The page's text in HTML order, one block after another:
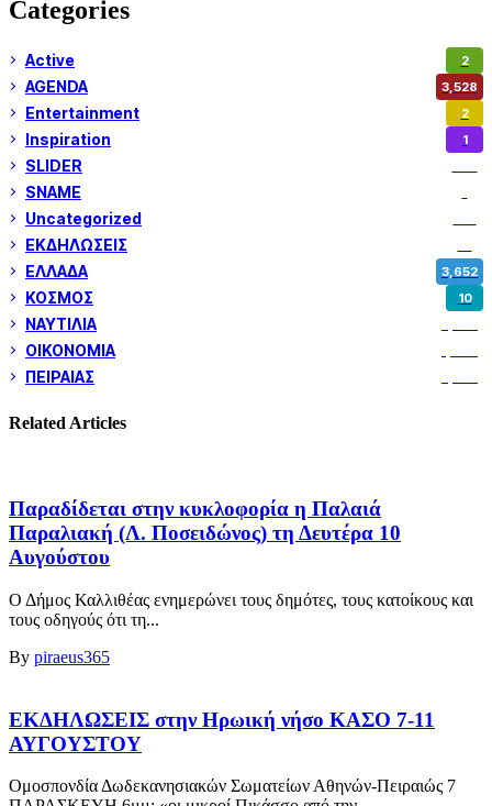
Categories
Active 2
AGENDA 3,528
Entertainment 2
Inspiration 1
SLIDER
SNAME
Uncategorized
ΕΚΔΗΛΩΣΕΙΣ
ΕΛΛΑΔΑ 3,652
ΚΟΣΜΟΣ 10
ΝΑΥΤΙΛΙΑ
ΟΙΚΟΝΟΜΙΑ
ΠΕΙΡΑΙΑΣ
Related Articles
Παραδίδεται στην κυκλοφορία η Παλαιά
Παραλιακή (Λ. Ποσειδώνος) τη Δευτέρα 10
Αυγούστου
Ο Δήμος Καλλιθέας ενημερώνει τους δημότες, τους κατοίκους και
τους οδηγούς ότι τη...
By piraeus365
ΕΚΔΗΛΩΣΕΙΣ στην Ηρωική νήσο ΚΑΣΟ 7-11
ΑΥΓΟΥΣΤΟΥ
Ομοσπονδία Δωδεκανησιακών Σωματείων Αθηνών-Πειραιώς 7